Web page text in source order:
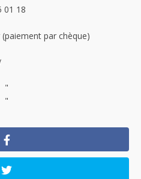
01 18
par chèque)
"
"